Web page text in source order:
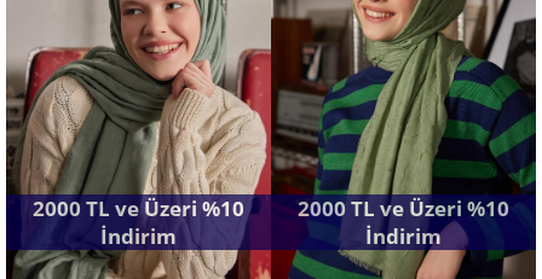
2000 TL ve Üzeri %10
İndirim
2000 TL ve Üzeri %10
İndirim